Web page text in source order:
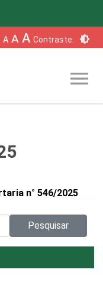
A A A Contraste: brightness_6
menu
n° 546/2025
Pesquisar